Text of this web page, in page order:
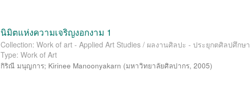
นิมิตแห่งความเจริญงอกงาม 1
Collection: Work of art - Applied Art Studies / ผลงานศิลปะ - ประยุกตศิลปศึกษา
Type: Work of Art
กิริณี มนุญการ; Kirinee Manoonyakarn (มหาวิทยาลัยศิลปากร,2005)